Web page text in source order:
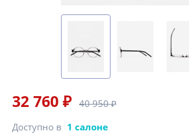
32 760 ₽ 40 950 ₽
Доступно в 1 салоне